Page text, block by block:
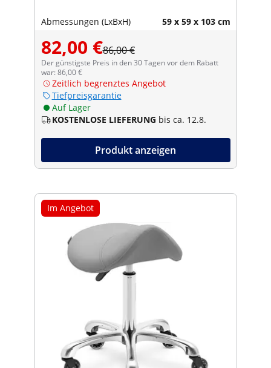
Abmessungen (LxBxH) 59 x 59 x 103 cm
82,00 €86,00 €
Der günstigste Preis in den 30 Tagen vor dem Rabatt
war: 86,00 €
Zeitlich begrenztes Angebot
Tiefpreisgarantie
Auf Lager
KOSTENLOSE LIEFERUNG bis ca. 12.8.
Produkt anzeigen
Im Angebot